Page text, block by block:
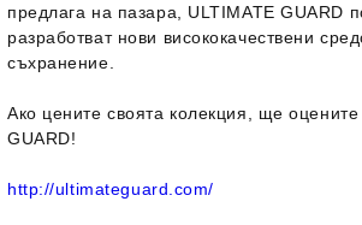
предлага на пазара, ULTIMATE GUARD
разработват нови висококачествени
съхранение.
Ако цените своята колекция, ще
GUARD!
http://ultimateguard.com/